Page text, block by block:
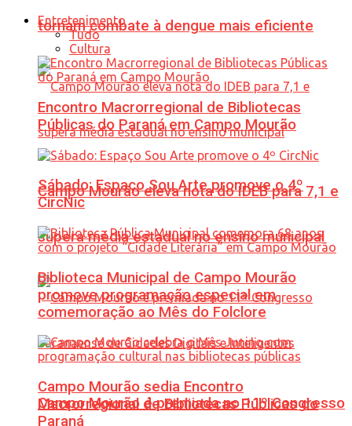
tornam combate à dengue mais eficiente
Campo Mourão eleva nota do IDEB para 7,1 e
supera média estadual no ensino municipal
Campo Mourão é premiada no 11º Congresso
Entretenimento
Tudo
Cultura
Encontro Macrorregional de Bibliotecas
Públicas do Paraná em Campo Mourão
Sábado: Espaço Sou Arte promove o 4º
CircNic
Biblioteca Municipal de Campo Mourão
promove programação especial em
comemoração ao Mês do Folclore
Campo Mourão sedia Encontro
Macrorregional de Bibliotecas Públicas do
Paraná